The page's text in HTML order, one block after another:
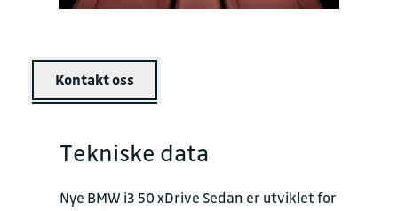
Kontakt oss
Tekniske data
Nye BMW i3 50 xDrive Sedan er utviklet for